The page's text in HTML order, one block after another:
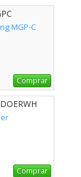
MGP-C
Comprar
Comprar